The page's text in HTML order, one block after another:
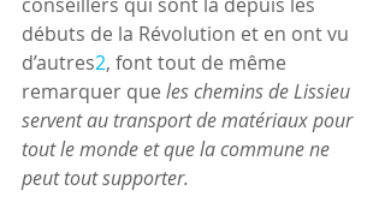
débuts de la Révolution et en ont vu
d’autres2, font tout de même
remarquer que les chemins de Lissieu
servent au transport de matériaux pour
tout le monde et que la commune ne
peut tout supporter.